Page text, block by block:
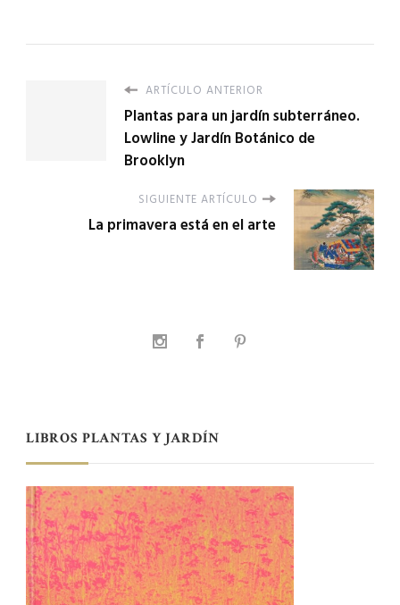
ARTÍCULO ANTERIOR
Plantas para un jardín subterráneo.
Lowline y Jardín Botánico de
Brooklyn
SIGUIENTE ARTÍCULO
La primavera está en el arte
LIBROS PLANTAS Y JARDÍN